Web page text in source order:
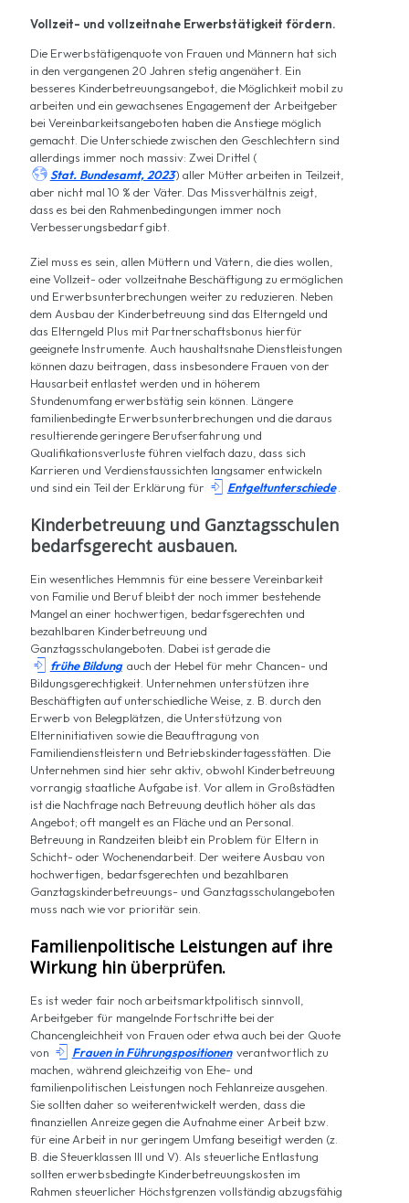
Vollzeit- und vollzeitnahe Erwerbstätigkeit fördern.
Die Erwerbstätigenquote von Frauen und Männern hat sich
in den vergangenen 20 Jahren stetig angenähert. Ein
besseres Kinderbetreuungsangebot, die Möglichkeit mobil zu
arbeiten und ein gewachsenes Engagement der Arbeitgeber
bei Vereinbarkeitsangeboten haben die Anstiege möglich
gemacht. Die Unterschiede zwischen den Geschlechtern sind
allerdings immer noch massiv: Zwei Drittel (
 Stat. Bundesamt, 2023) aller Mütter arbeiten in Teilzeit,
aber nicht mal 10 % der Väter. Das Missverhältnis zeigt,
dass es bei den Rahmenbedingungen immer noch
Verbesserungsbedarf gibt.
Ziel muss es sein, allen Müttern und Vätern, die dies wollen,
eine Vollzeit- oder vollzeitnahe Beschäftigung zu ermöglichen
und Erwerbsunterbrechungen weiter zu reduzieren. Neben
dem Ausbau der Kinderbetreuung sind das Elterngeld und
das Elterngeld Plus mit Partnerschaftsbonus hierfür
geeignete Instrumente. Auch haushaltsnahe Dienstleistungen
können dazu beitragen, dass insbesondere Frauen von der
Hausarbeit entlastet werden und in höherem
Stundenumfang erwerbstätig sein können. Längere
familienbedingte Erwerbsunterbrechungen und die daraus
resultierende geringere Berufserfahrung und
Qualifikationsverluste führen vielfach dazu, dass sich
Karrieren und Verdienstaussichten langsamer entwickeln
und sind ein Teil der Erklärung für  Entgeltunterschiede
Kinderbetreuung und Ganztagsschulen
bedarfsgerecht ausbauen.
Ein wesentliches Hemmnis für eine bessere Vereinbarkeit
von Familie und Beruf bleibt der noch immer bestehende
Mangel an einer hochwertigen, bedarfsgerechten und
bezahlbaren Kinderbetreuung und
Ganztagsschulangeboten. Dabei ist gerade die
 frühe Bildung auch der Hebel für mehr Chancen- und
Bildungsgerechtigkeit. Unternehmen unterstützen ihre
Beschäftigten auf unterschiedliche Weise, z. B. durch den
Erwerb von Belegplätzen, die Unterstützung von
Elterninitiativen sowie die Beauftragung von
Familiendienstleistern und Betriebskindertagesstätten. Die
Unternehmen sind hier sehr aktiv, obwohl Kinderbetreuung
vorrangig staatliche Aufgabe ist. Vor allem in Großstädten
ist die Nachfrage nach Betreuung deutlich höher als das
Angebot; oft mangelt es an Fläche und an Personal.
Betreuung in Randzeiten bleibt ein Problem für Eltern in
Schicht- oder Wochenendarbeit. Der weitere Ausbau von
hochwertigen, bedarfsgerechten und bezahlbaren
Ganztagskinderbetreuungs- und Ganztagsschulangeboten
muss nach wie vor prioritär sein.
Familienpolitische Leistungen auf ihre
Wirkung hin überprüfen.
Es ist weder fair noch arbeitsmarktpolitisch sinnvoll,
Arbeitgeber für mangelnde Fortschritte bei der
Chancengleichheit von Frauen oder etwa auch bei der Quote
von  Frauen in Führungspositionen verantwortlich zu
machen, während gleichzeitig von Ehe- und
familienpolitischen Leistungen noch Fehlanreize ausgehen.
Sie sollten daher so weiterentwickelt werden, dass die
finanziellen Anreize gegen die Aufnahme einer Arbeit bzw.
für eine Arbeit in nur geringem Umfang beseitigt werden (z.
B. die Steuerklassen III und V). Als steuerliche Entlastung
sollten erwerbsbedingte Kinderbetreuungskosten im
Rahmen steuerlicher Höchstgrenzen vollständig abzugsfähig